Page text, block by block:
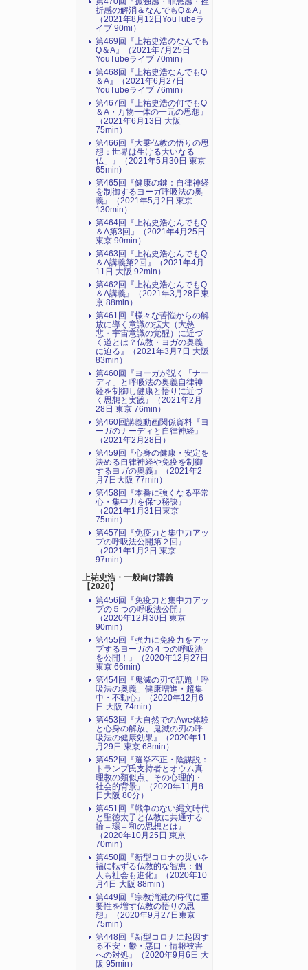
折感の解消＆なんでもQ＆A』
（2021年8月12日YouTubeラ
イブ 90mi）
第469回『上祐史浩のなんでも
Q＆A』（2021年7月25日
YouTubeライブ 70min）
第468回『上祐史浩なんでもQ
＆A』（2021年6月27日
YouTubeライブ 76min）
第467回『上祐史浩の何でもQ
＆A・万物一体の一元の思想』
（2021年6月13日 大阪
75min）
第466回『大乗仏教の悟りの思
想：世界は生ける大いなる
仏」』（2021年5月30日 東京
65min)
第465回『健康の鍵：自律神経
を制御するヨーガ呼吸法の奥
義』（2021年5月2日 東京
130min）
第464回『上祐史浩なんでもQ
＆A第3回』（2021年4月25日
東京 90min）
第463回『上祐史浩なんでもQ
＆A講義第2回』（2021年4月
11日 大阪 92min）
第462回『上祐史浩なんでもQ
＆A講義』（2021年3月28日東
京 88min）
第461回『様々な苦悩からの解
放に導く意識の拡大（大慈
悲・宇宙意識の覚醒）に近づ
く道とは？仏教・ヨガの奥義
に迫る』（2021年3月7日 大阪
83min）
第460回『ヨーガが説く「ナー
ディ」と呼吸法の奥義自律神
経を制御し健康と悟りに近づ
く思想と実践』（2021年2月
28日 東京 76min）
第460回講義動画関係資料『ヨ
ーガのナーディと自律神経』
（2021年2月28日）
第459回『心身の健康・安定を
決める自律神経や免疫を制御
するヨガの奥義』（2021年2
月7日大阪 77min）
第458回『本番に強くなる平常
心・集中力を保つ秘訣』
（2021年1月31日東京
75min）
第457回『免疫力と集中力アッ
プの呼吸法公開第２回』
（2021年1月2日 東京
97min）
上祐史浩・一般向け講義
【2020】
第456回『免疫力と集中力アッ
プの５つの呼吸法公開』
（2020年12月30日 東京
90min）
第455回『強力に免疫力をアッ
プするヨーガの４つの呼吸法
を公開！』（2020年12月27日
東京 66min)
第454回『鬼滅の刃で話題「呼
吸法の奥義」健康増進・超集
中・不動心』（2020年12月6
日 大阪 74min）
第453回『大自然でのAwe体験
と心身の解放、鬼滅の刃の呼
吸法の健康効果』（2020年11
月29日 東京 68min）
第452回『選挙不正・陰謀説：
トランプ氏支持者とオウム真
理教の類似点、その心理的・
社会的背景』（2020年11月8
日大阪 80分）
第451回『戦争のない縄文時代
と聖徳太子と仏教に共通する
輪＝環＝和の思想とは』
（2020年10月25日 東京
70min）
第450回『新型コロナの災いを
福に転ずる仏教的な智恵：個
人も社会も進化』（2020年10
月4日 大阪 88min）
第449回『宗教消滅の時代に重
要性を増す仏教の悟りの思
想』（2020年9月27日東京
75min）
第448回『新型コロナに起因す
る不安・鬱・悪口・情報被害
への対処』（2020年9月6日 大
阪 95min）